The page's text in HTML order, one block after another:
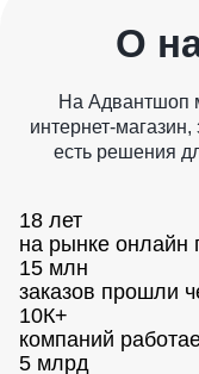
О
На Адвантшоп
интернет-
есть решения
18 лет
на рынке онлайн
15 млн
заказов прошли
10К+
компаний
5 млрд